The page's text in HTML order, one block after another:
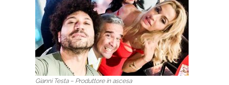
Gianni Testa – Produttore in ascesa